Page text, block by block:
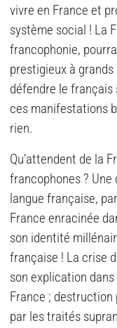
vivre en France et
système social ! La
francophonie,
prestigieux à
défendre le français
ces manifestations
rien.
Qu’attendent de la
francophones ?
langue française,
France enracinée
son identité
française ! La crise
son explication
France ; destruction
par les traités